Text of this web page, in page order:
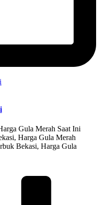
Gula Merah Saat Ini
Harga Gula Merah
Bekasi, Harga Gula